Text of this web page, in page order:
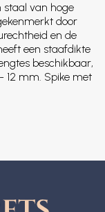
staal van hoge
door
en de
een staafdikte
beschikbaar,
mm. Spike met